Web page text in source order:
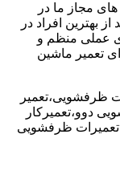
مجاز ما در
بهترین افراد در
عملی منظم و
تعمیر ماشین
ظرفشویی،تعمیر
دوو،تعمیرکار
ظرفشویی